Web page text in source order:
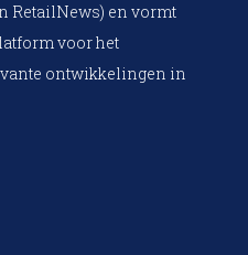
RetailNews) en vormt
voor het
ontwikkelingen in